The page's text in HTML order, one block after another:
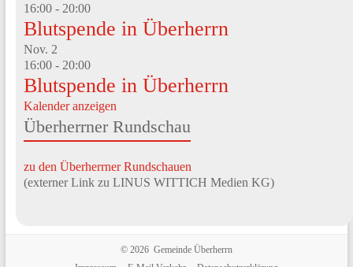
16:00- 20:00
Blutspende in Überherrn
Nov. 2
16:00- 20:00
Blutspende in Überherrn
Kalender anzeigen
Überherrner Rundschau
zu den Überherrner Rundschauen
(externer Link zu LINUS WITTICH Medien KG)
© 2026 Gemeinde Überherrn